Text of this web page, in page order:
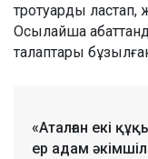
тротуарды ластап,
Осылайша
талаптары
«Аталған екі
ер адам